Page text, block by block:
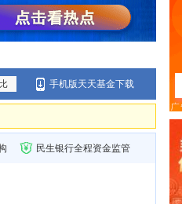
手机版天天基金下载
民生银行全程资金监管